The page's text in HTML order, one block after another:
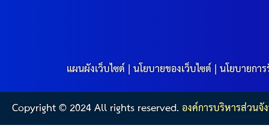
แผนผังเว็บไซต์|นโยบายของเว็บไซต์|นโยบายกา
Copyright © 2024 All rights reserved.องค์การบริหารส่วน